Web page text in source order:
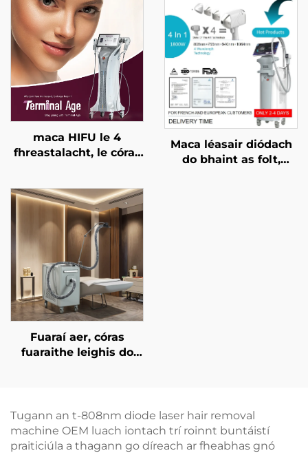
maca HIFU le 4
fhreastalacht, le córas
craiceann, le cruthú an
chorpais, agus le
haghaidh aois
théarmaí
Maca léasair diódach
do bhaint as folt,
Fuaraí aer, córas
fuaraithe leighis do
do úsáid cliniciúil
leanúnach gan
teagmháil
Tugann an t-808nm diode laser hair removal
machine OEM luach iontach trí roinnt buntáistí
praiticiúla a thagann go díreach ar fheabhas gnó